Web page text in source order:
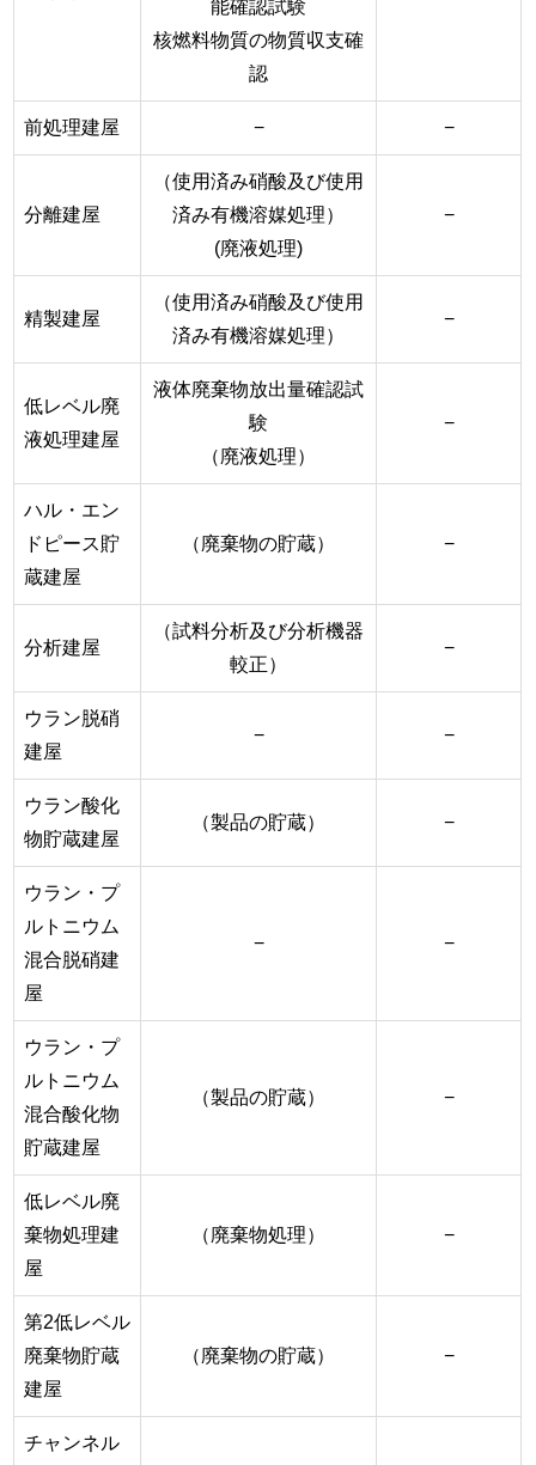
能確認試験
核燃料物質の物質収支確
認
前処理建屋 − −
分離建屋
（使用済み硝酸及び使用
済み有機溶媒処理）
(廃液処理)
−
精製建屋
（使用済み硝酸及び使用
済み有機溶媒処理）
−
低レベル廃
液処理建屋
液体廃棄物放出量確認試
験
（廃液処理）
−
ハル・エン
ドピース貯
蔵建屋
（廃棄物の貯蔵） −
分析建屋
（試料分析及び分析機器
較正）
−
ウラン脱硝
建屋
− −
ウラン酸化
物貯蔵建屋
（製品の貯蔵） −
ウラン・プ
ルトニウム
混合脱硝建
屋
− −
ウラン・プ
ルトニウム
混合酸化物
貯蔵建屋
（製品の貯蔵） −
低レベル廃
棄物処理建
屋
（廃棄物処理） −
第2低レベル
廃棄物貯蔵
建屋
（廃棄物の貯蔵） −
チャンネル